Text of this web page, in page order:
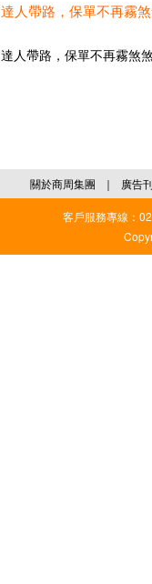
達人帶路，保單不再霧煞
達人帶路，保單不再霧煞
關於商周集團 ｜ 廣告
客戶服務專線：